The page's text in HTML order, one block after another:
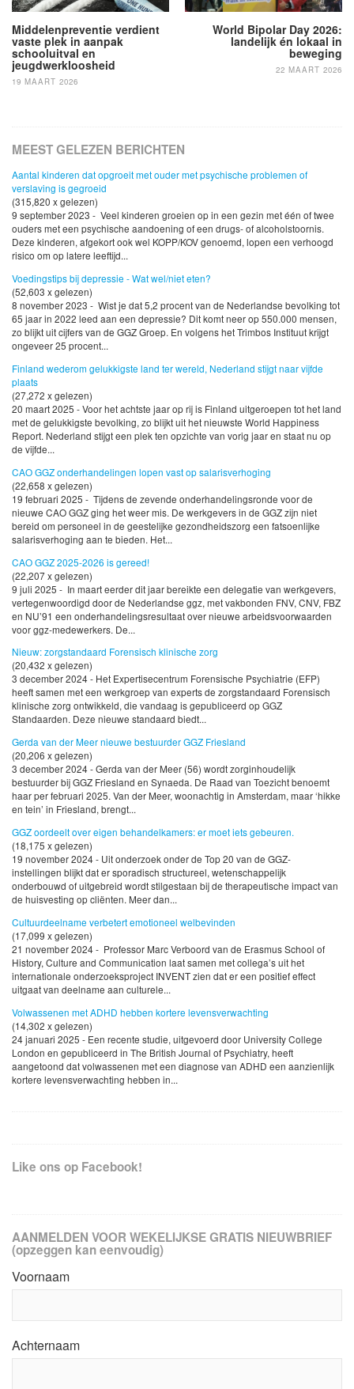
World Bipolar Day 2026:
landelijk én lokaal in
beweging
22 MAART 2026
Middelenpreventie verdient
vaste plek in aanpak
schooluitval en
jeugdwerkloosheid
19 MAART 2026
MEEST GELEZEN BERICHTEN
Aantal kinderen dat opgroeit met ouder met psychische problemen of
verslaving is gegroeid
(315,820 x gelezen)
9 september 2023 - Veel kinderen groeien op in een gezin met één of twee
ouders met een psychische aandoening of een drugs- of alcoholstoornis.
Deze kinderen, afgekort ook wel KOPP/KOV genoemd, lopen een verhoogd
risico om op latere leeftijd...
Voedingstips bij depressie - Wat wel/niet eten?
(52,603 x gelezen)
8 november 2023 - Wist je dat 5,2 procent van de Nederlandse bevolking tot
65 jaar in 2022 leed aan een depressie? Dit komt neer op 550.000 mensen,
zo blijkt uit cijfers van de GGZ Groep. En volgens het Trimbos Instituut krijgt
ongeveer 25 procent...
Finland wederom gelukkigste land ter wereld, Nederland stijgt naar vijfde
plaats
(27,272 x gelezen)
20 maart 2025 - Voor het achtste jaar op rij is Finland uitgeroepen tot het land
met de gelukkigste bevolking, zo blijkt uit het nieuwste World Happiness
Report. Nederland stijgt een plek ten opzichte van vorig jaar en staat nu op
de vijfde...
CAO GGZ onderhandelingen lopen vast op salarisverhoging
(22,658 x gelezen)
19 februari 2025 - Tijdens de zevende onderhandelingsronde voor de
nieuwe CAO GGZ ging het weer mis. De werkgevers in de GGZ zijn niet
bereid om personeel in de geestelijke gezondheidszorg een fatsoenlijke
salarisverhoging aan te bieden. Het...
CAO GGZ 2025-2026 is gereed!
(22,207 x gelezen)
9 juli 2025 - In maart eerder dit jaar bereikte een delegatie van werkgevers,
vertegenwoordigd door de Nederlandse ggz, met vakbonden FNV, CNV, FBZ
en NU’91 een onderhandelingsresultaat over nieuwe arbeidsvoorwaarden
voor ggz-medewerkers. De...
Nieuw: zorgstandaard Forensisch klinische zorg
(20,432 x gelezen)
3 december 2024 - Het Expertisecentrum Forensische Psychiatrie (EFP)
heeft samen met een werkgroep van experts de zorgstandaard Forensisch
klinische zorg ontwikkeld, die vandaag is gepubliceerd op GGZ
Standaarden. Deze nieuwe standaard biedt...
Gerda van der Meer nieuwe bestuurder GGZ Friesland
(20,206 x gelezen)
3 december 2024 - Gerda van der Meer (56) wordt zorginhoudelijk
bestuurder bij GGZ Friesland en Synaeda. De Raad van Toezicht benoemt
haar per februari 2025. Van der Meer, woonachtig in Amsterdam, maar ‘hikke
en tein’ in Friesland, brengt...
GGZ oordeelt over eigen behandelkamers: er moet iets gebeuren.
(18,175 x gelezen)
19 november 2024 - Uit onderzoek onder de Top 20 van de GGZ-
instellingen blijkt dat er sporadisch structureel, wetenschappelijk
onderbouwd of uitgebreid wordt stilgestaan bij de therapeutische impact van
de huisvesting op cliënten. Meer dan...
Cultuurdeelname verbetert emotioneel welbevinden
(17,099 x gelezen)
21 november 2024 - Professor Marc Verboord van de Erasmus School of
History, Culture and Communication laat samen met collega’s uit het
internationale onderzoeksproject INVENT zien dat er een positief effect
uitgaat van deelname aan culturele...
Volwassenen met ADHD hebben kortere levensverwachting
(14,302 x gelezen)
24 januari 2025 - Een recente studie, uitgevoerd door University College
London en gepubliceerd in The British Journal of Psychiatry, heeft
aangetoond dat volwassenen met een diagnose van ADHD een aanzienlijk
kortere levensverwachting hebben in...
Like ons op Facebook!
AANMELDEN VOOR WEKELIJKSE GRATIS NIEUWBRIEF
(opzeggen kan eenvoudig)
Voornaam
Achternaam